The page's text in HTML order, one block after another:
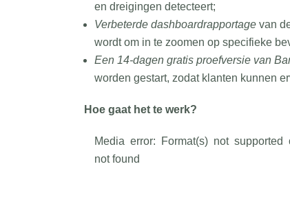
en dreigingen detecteert;
Verbeterde dashboardrapportage van
wordt om in te zoomen op specifieke
Een 14-dagen gratis proefversie van
worden gestart, zodat klanten kunnen
Hoe gaat het te werk?
Videospeler
Media error: Format(s) not supported
not found